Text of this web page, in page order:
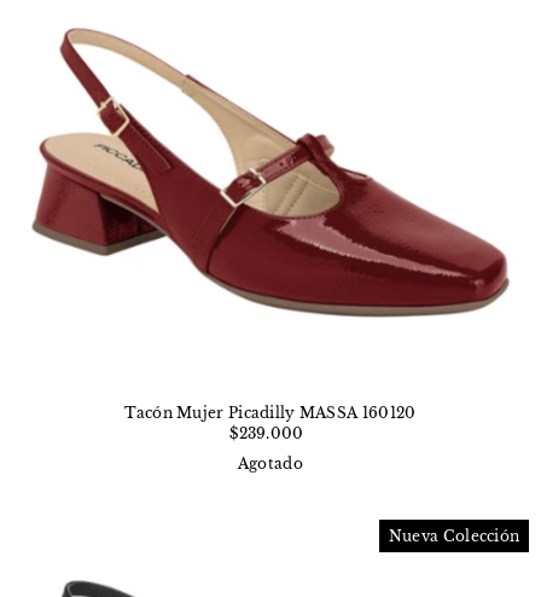
Tacón Mujer Picadilly MASSA 160120
$239.000
Agotado
Nueva Colección